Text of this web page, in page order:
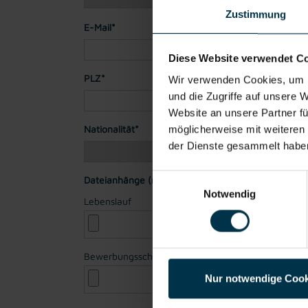
Zustimmung
Diese Website verwendet
Wir verwenden Cookies,
und die Zugriffe auf unsere
Website an unsere Partner
möglicherweise mit
der Dienste gesammelt
Einwilligungsauswahl
Notwendig
Nur notwendige
E-Mail*
PLZ* Stadt*
Nationalität*
Dateianhänge (max. 30MB gesamt - Bilder, Word
Lebenslauf
Bewerbungsschreiben